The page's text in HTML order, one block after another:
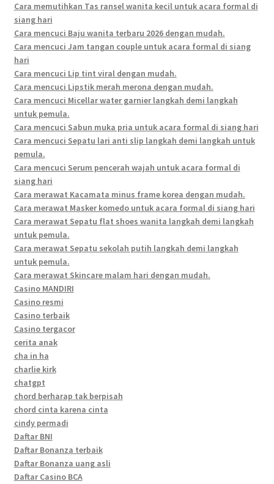
Cara memutihkan Tas ransel wanita kecil untuk acara formal di
siang hari
Cara mencuci Baju wanita terbaru 2026 dengan mudah.
Cara mencuci Jam tangan couple untuk acara formal di siang
hari
Cara mencuci Lip tint viral dengan mudah.
Cara mencuci Lipstik merah merona dengan mudah.
Cara mencuci Micellar water garnier langkah demi langkah
untuk pemula.
Cara mencuci Sabun muka pria untuk acara formal di siang hari
Cara mencuci Sepatu lari anti slip langkah demi langkah untuk
pemula.
Cara mencuci Serum pencerah wajah untuk acara formal di
siang hari
Cara merawat Kacamata minus frame korea dengan mudah.
Cara merawat Masker komedo untuk acara formal di siang hari
Cara merawat Sepatu flat shoes wanita langkah demi langkah
untuk pemula.
Cara merawat Sepatu sekolah putih langkah demi langkah
untuk pemula.
Cara merawat Skincare malam hari dengan mudah.
Casino MANDIRI
Casino resmi
Casino terbaik
Casino tergacor
cerita anak
cha in ha
charlie kirk
chatgpt
chord berharap tak berpisah
chord cinta karena cinta
cindy permadi
Daftar BNI
Daftar Bonanza terbaik
Daftar Bonanza uang asli
Daftar Casino BCA